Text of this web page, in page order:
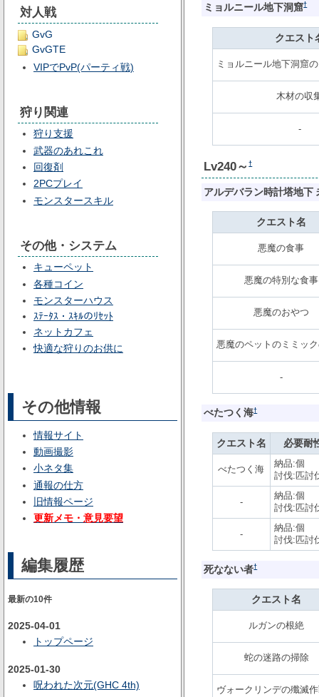
対人戦
GvG
GvGTE
VIPでPvP(パーティ戦)
狩り関連
狩り支援
武器のあれこれ
回復剤
2PCプレイ
モンスタースキル
その他・システム
キューペット
各種コイン
モンスターハウス
ｽﾃｰﾀｽ・ｽｷﾙのﾘｾｯﾄ
ネットカフェ
快適な狩りのお供に
その他情報
情報サイト
動画撮影
小ネタ集
通報の仕方
旧情報ページ
更新メモ・意見要望
編集履歴
最新の10件
2025-04-01
トップページ
2025-01-30
呪われた次元(GHC 4th)
ミョルニール地下洞窟†
クエスト
ミョルニール地下洞窟
木材の収
-
Lv240～†
アルデバラン時計塔地下
クエスト名
悪魔の食事
悪魔の特別な食事
悪魔のおやつ
悪魔のペットのミミッ
-
べたつく海†
クエスト名 必要耐
べたつく海
納品:個
討伐:匹討
-
納品:個
討伐:匹討
-
納品:個
討伐:匹討
死なない者†
クエスト名
ルガンの根絶
蛇の迷路の掃除
ヴォークリンデの殲滅